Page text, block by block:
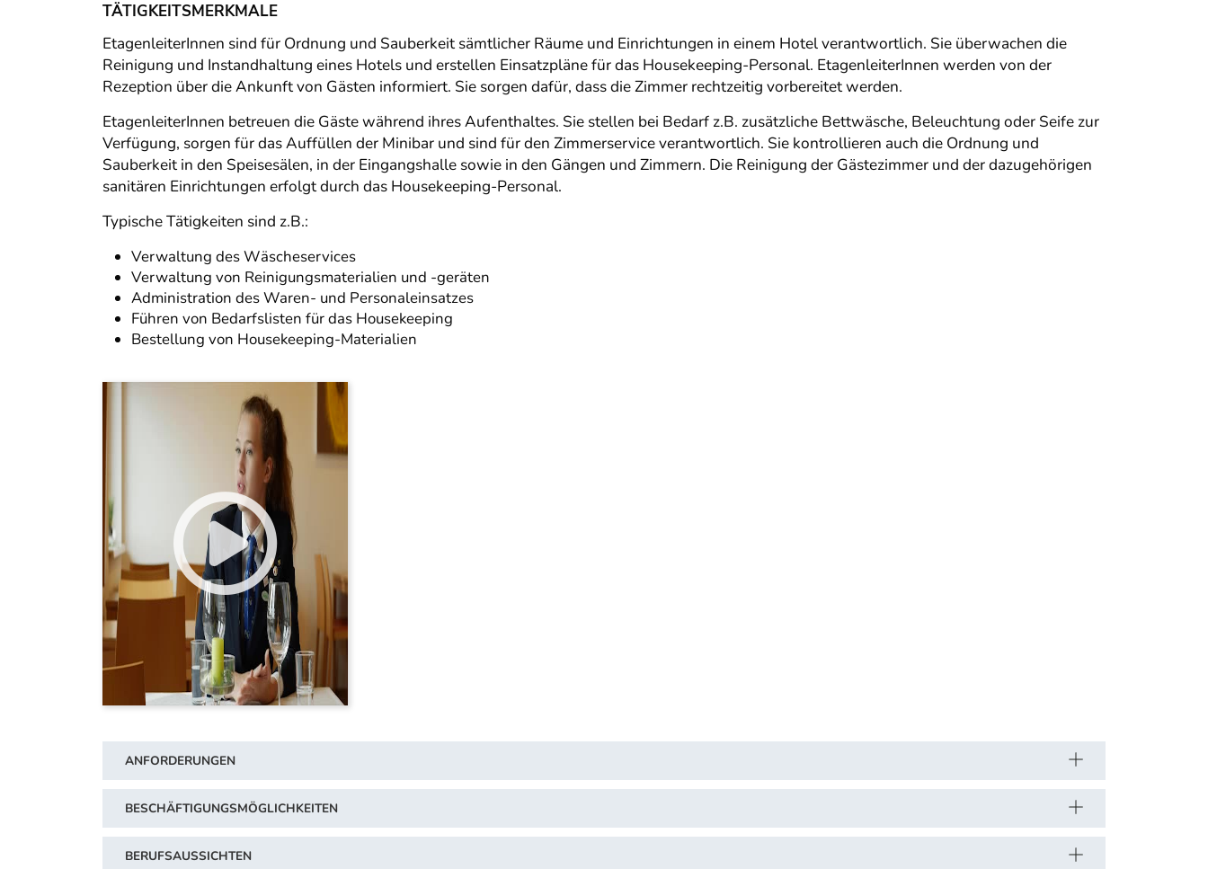
TÄTIGKEITSMERKMALE
EtagenleiterInnen sind für Ordnung und Sauberkeit sämtlicher Räume und Einrichtungen in einem Hotel verantwortlich. Sie überwachen die
Reinigung und Instandhaltung eines Hotels und erstellen Einsatzpläne für das Housekeeping-Personal. EtagenleiterInnen werden von der
Rezeption über die Ankunft von Gästen informiert. Sie sorgen dafür, dass die Zimmer rechtzeitig vorbereitet werden.
EtagenleiterInnen betreuen die Gäste während ihres Aufenthaltes. Sie stellen bei Bedarf z.B. zusätzliche Bettwäsche, Beleuchtung oder Seife zur
Verfügung, sorgen für das Auffüllen der Minibar und sind für den Zimmerservice verantwortlich. Sie kontrollieren auch die Ordnung und
Sauberkeit in den Speisesälen, in der Eingangshalle sowie in den Gängen und Zimmern. Die Reinigung der Gästezimmer und der dazugehörigen
sanitären Einrichtungen erfolgt durch das Housekeeping-Personal.
Typische Tätigkeiten sind z.B.:
Verwaltung des Wäscheservices
Verwaltung von Reinigungsmaterialien und -geräten
Administration des Waren- und Personaleinsatzes
Führen von Bedarfslisten für das Housekeeping
Bestellung von Housekeeping-Materialien
ANFORDERUNGEN
BESCHÄFTIGUNGSMÖGLICHKEITEN
BERUFSAUSSICHTEN